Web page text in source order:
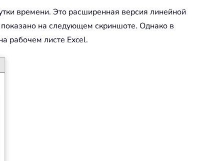
времени. Это расширенная версия линейной
на следующем скриншоте. Однако в
рабочем листе Excel.